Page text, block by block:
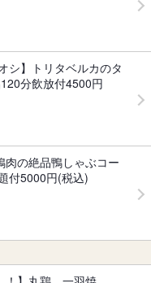
シ】トリタベルカのタ
分飲放付4500円
肉の絶品鴨しゃぶコー
付5000円(税込)